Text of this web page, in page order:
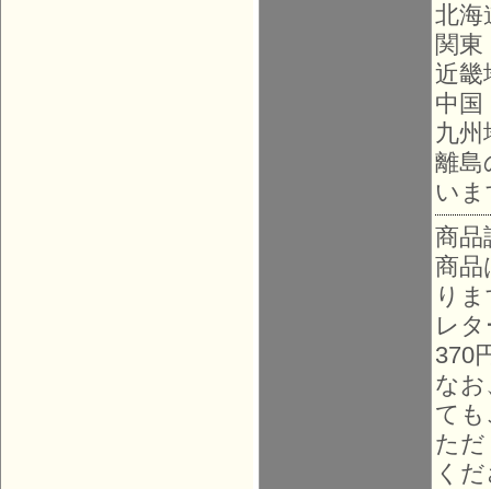
北海
関東
近畿
中国
九州
離島
い
商品
商品
り
レ
370
な
て
た
く